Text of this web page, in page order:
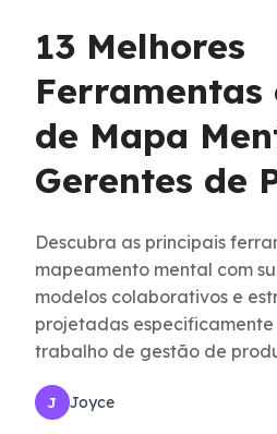
13 Melhores
Ferramentas
de Mapa
Gerentes de
Descubra as principais
mapeamento mental com
modelos colaborativos e
projetadas
trabalho de gestão de
J Joyce